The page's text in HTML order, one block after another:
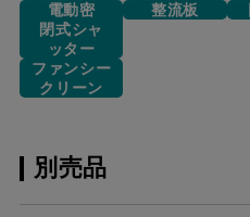
電動密
閉式シャ
ッター
整流板
ファンシー
クリーン
別売品